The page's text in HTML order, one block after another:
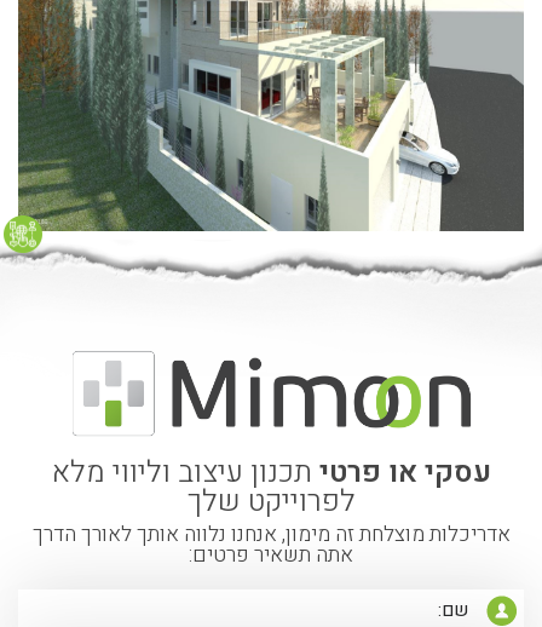
עסקי או פרטי תכנון עיצוב וליווי מלא
לפרוייקט שלך
אדריכלות מוצלחת זה מימון, אנחנו נלווה אותך לאורך הדרך
אתה תשאיר פרטים: